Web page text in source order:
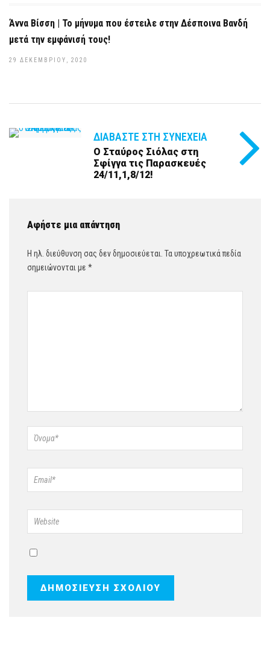
Άννα Βίσση | Το μήνυμα που έστειλε στην Δέσποινα Βανδή
μετά την εμφάνισή τους!
29 ΔΕΚΕΜΒΡΊΟΥ, 2020
ΔΙΑΒΆΣΤΕ ΣΤΗ ΣΥΝΈΧΕΙΑ
Ο Σταύρος Σιόλας στη
Σφίγγα τις Παρασκευές
24/11,1,8/12!
Αφήστε μια απάντηση
Η ηλ. διεύθυνση σας δεν δημοσιεύεται. Τα υποχρεωτικά πεδία
σημειώνονται με *